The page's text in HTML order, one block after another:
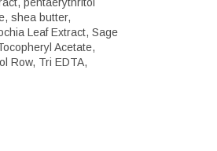
shea butter,
Leaf Extract, Sage
Acetate,
Row, Tri EDTA,